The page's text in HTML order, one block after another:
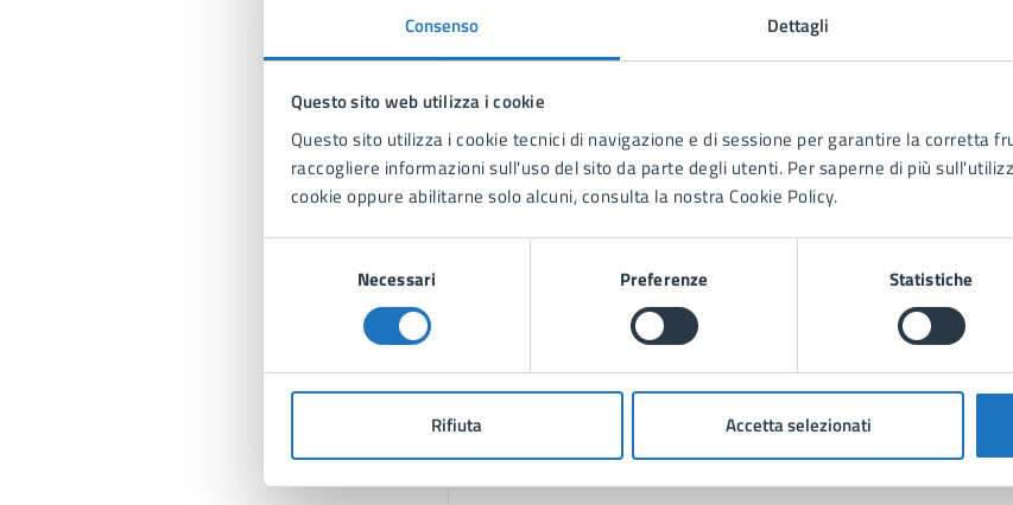
Consenso Dettagli
Questo sito web utilizza i cookie
Questo sito utilizza i cookie tecnici di navigazione e di sessione per garantire la corretta
raccogliere informazioni sull'uso del sito da parte degli utenti. Per saperne di più
cookie oppure abilitarne solo alcuni, consulta la nostra Cookie Policy.
Necessari Preferenze Statistiche
Rifiuta Accetta selezionati
salvatore.montesardo@comune.manduria.ta.it
E-mail:claudio.ferretti@comune.manduria.ta.it
E-mail:
Trasporto Locale
Telefono: 0999702224
0999702242
E-mail:claudio.ferretti@comune.manduria.ta.it